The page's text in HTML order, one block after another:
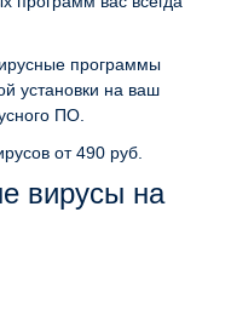
программы
установки на ваш
ПО.
от 490 руб.
вирусы на